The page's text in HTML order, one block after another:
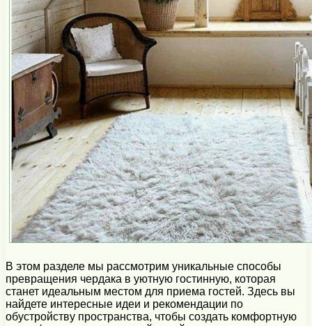
В этом разделе мы рассмотрим уникальные способы
превращения чердака в уютную гостинную, которая
станет идеальным местом для приема гостей. Здесь вы
найдете интересные идеи и рекомендации по
обустройству пространства, чтобы создать комфортную